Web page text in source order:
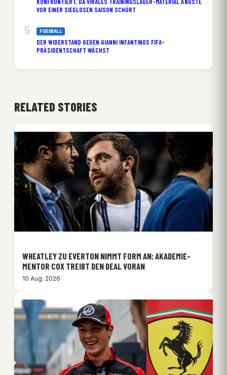
KONFRONTIERT, DA VIRALES TRAININGSLAGER-MATERIAL ÄNGSTE
VOR EINER SIEGLOSEN SAISON SCHÜRT
FUSSBALL
DER WIDERSTAND GEGEN GIANNI INFANTINOS FIFA-
PRÄSIDENTSCHAFT WÄCHST
RELATED STORIES
WHEATLEY ZU EVERTON NIMMT FORM AN: AKADEMIE-
MENTOR COX TREIBT DEN DEAL VORAN
10 Aug. 2026